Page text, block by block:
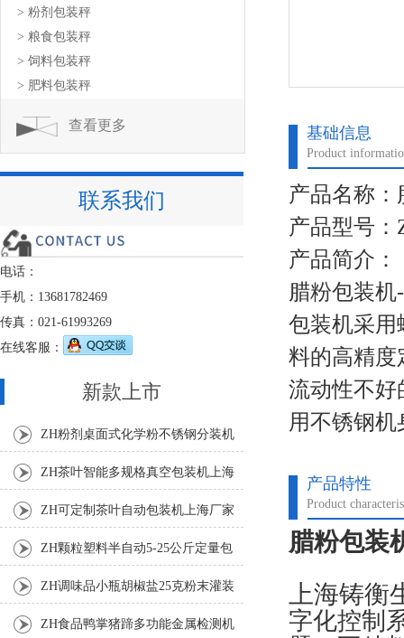
基础信息
Product
产品名称：
产品型号：
产品简介：
腊粉包装
包装机采用
料的高精度
流动性不好
用不锈钢
产品特性
Product
腊粉包装
上海铸衡
字化控制
> 粉剂包装秤
> 粮食包装秤
> 饲料包装秤
> 肥料包装秤
查看更多
联系我们
电话：
手机：13681782469
传真：021-61993269
在线客服：
新款上市
ZH粉剂桌面式化学粉不锈钢分装机
ZH茶叶智能多规格真空包装机上海
厂家 ZH可定制茶叶自动包装机上海厂家
ZH颗粒塑料半自动5-25公斤定量包
装机 ZH调味品小瓶胡椒盐25克粉末灌装
ZH食品鸭掌猪蹄多功能金属检测机